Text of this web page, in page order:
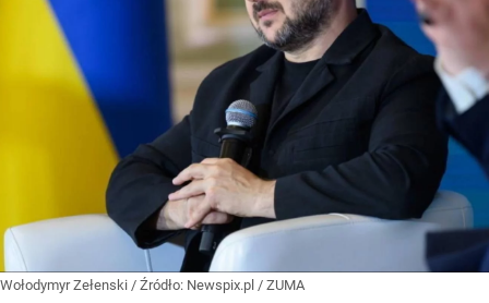
Wołodymyr Zełenski / Źródło: Newspix.pl / ZUMA